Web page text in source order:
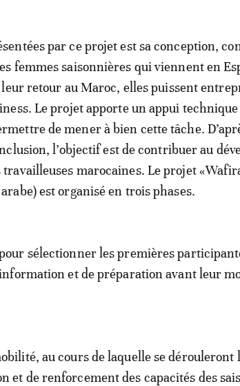
par ce projet est sa conception,
femmes saisonnières qui viennent en
retour au Maroc, elles puissent
Le projet apporte un appui
de mener à bien cette tâche.
l’objectif est de contribuer au
travailleuses marocaines. Le projet
est organisé en trois phases.
sélectionner les premières
et de préparation avant leur
au cours de laquelle se dérouleront
et de renforcement des capacités des